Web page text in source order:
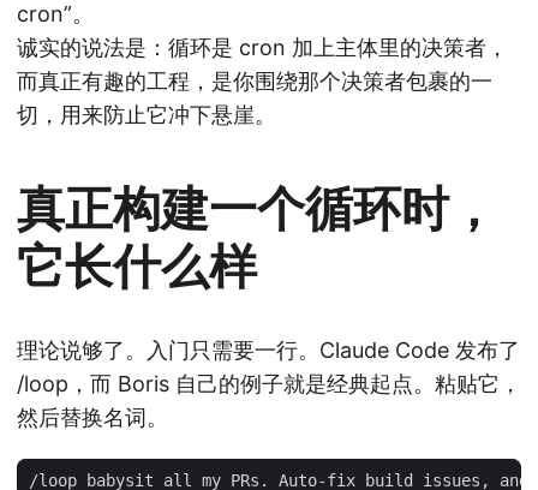
cron”。
诚实的说法是：循环是 cron 加上主体里的决策者，
而真正有趣的工程，是你围绕那个决策者包裹的一
切，用来防止它冲下悬崖。
真正构建一个循环时，
它长什么样
理论说够了。入门只需要一行。Claude Code 发布了
/loop，而 Boris 自己的例子就是经典起点。粘贴它，
然后替换名词。